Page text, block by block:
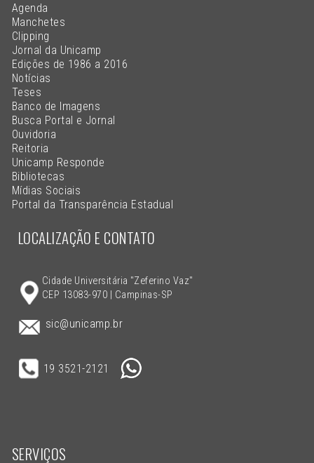
Agenda
Manchetes
Clipping
Jornal da Unicamp
Edições de 1986 a 2016
Notícias
Teses
Banco de Imagens
Busca Portal e Jornal
Ouvidoria
Reitoria
Unicamp Responde
Bibliotecas
Mídias Sociais
Portal da Transparência Estadual
LOCALIZAÇÃO E CONTATO
Cidade Universitária "Zeferino Vaz"
CEP 13083-970 | Campinas-SP
sic@unicamp.br
19 3521-2121
SERVIÇOS